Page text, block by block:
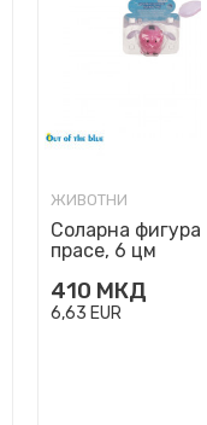
ЖИВОТНИ
Соларна
прасе, 6 цм
410 МКД
6,63 EUR